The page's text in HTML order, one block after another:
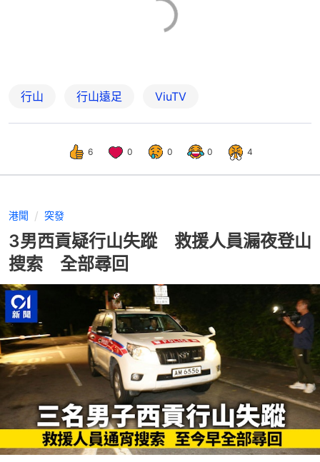
行山 行山遠足 ViuTV
6 0 0 0 4
港聞 突發
3男西貢疑行山失蹤 救援人員漏夜登山
搜索 全部尋回